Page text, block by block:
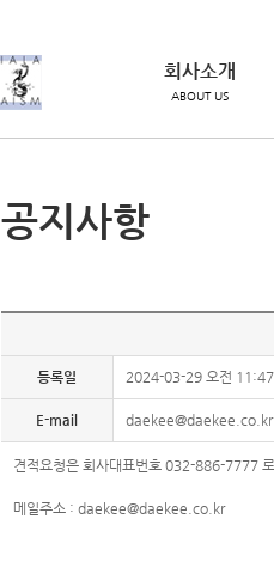
회사소개
ABOUT US
공지사항
등록일 2024-03-29 오전
E-mail
견적요청은 회사대표번호 032-886-7777
메일주소 : daekee@daekee.co.kr